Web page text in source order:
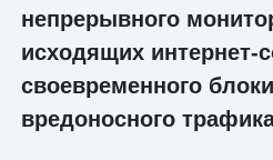
непрерывного
исходящих интернет-
своевременного
вредоносного